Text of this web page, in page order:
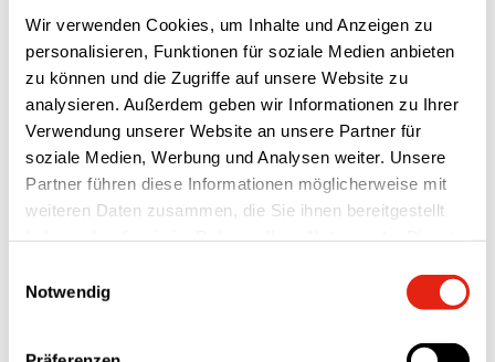
Wir verwenden Cookies, um Inhalte und Anzeigen zu
personalisieren, Funktionen für soziale Medien anbieten
zu können und die Zugriffe auf unsere Website zu
analysieren. Außerdem geben wir Informationen zu Ihrer
Verwendung unserer Website an unsere Partner für
soziale Medien, Werbung und Analysen weiter. Unsere
Partner führen diese Informationen möglicherweise mit
weiteren Daten zusammen, die Sie ihnen bereitgestellt
Notwendig
Cases
ALLE HERSTELLUNG LOGISTIK
MONTAGE
ROBOTER SERVICE
SCHWEISSROBOTER